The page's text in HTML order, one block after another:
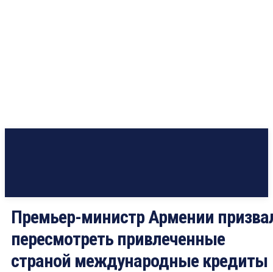
Премьер-министр Армении
пересмотреть привлеченные
страной международные кредиты